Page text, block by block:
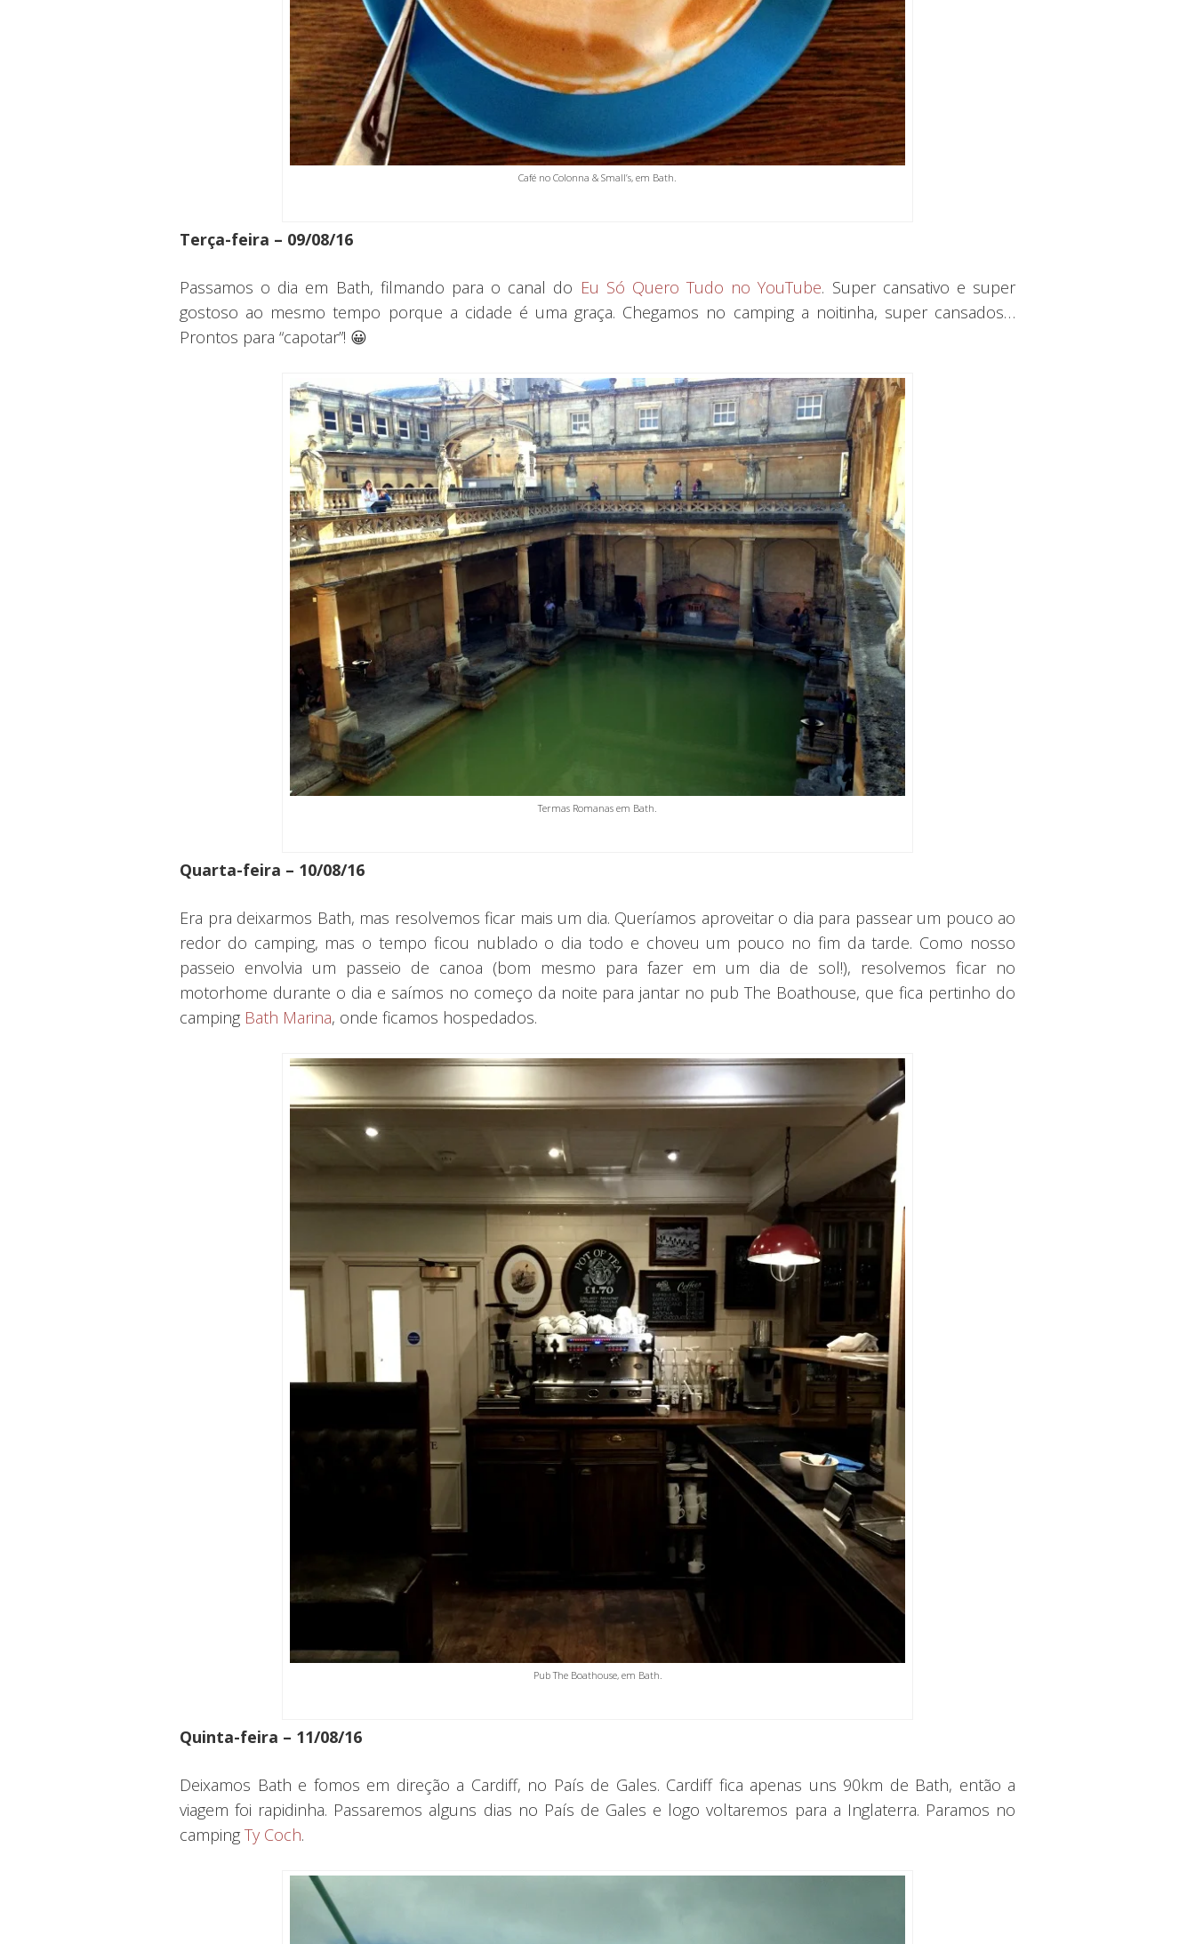
Café no Colonna & Small’s, em Bath.
Terça-feira – 09/08/16
Passamos o dia em Bath, filmando para o canal do Eu Só Quero Tudo no YouTube. Super cansativo e super
gostoso ao mesmo tempo porque a cidade é uma graça. Chegamos no camping a noitinha, super cansados…
Prontos para “capotar”! 😀
Termas Romanas em Bath.
Quarta-feira – 10/08/16
Era pra deixarmos Bath, mas resolvemos ficar mais um dia. Queríamos aproveitar o dia para passear um pouco ao
redor do camping, mas o tempo ficou nublado o dia todo e choveu um pouco no fim da tarde. Como nosso
passeio envolvia um passeio de canoa (bom mesmo para fazer em um dia de sol!), resolvemos ficar no
motorhome durante o dia e saímos no começo da noite para jantar no pub The Boathouse, que fica pertinho do
camping Bath Marina, onde ficamos hospedados.
Pub The Boathouse, em Bath.
Quinta-feira – 11/08/16
Deixamos Bath e fomos em direção a Cardiff, no País de Gales. Cardiff fica apenas uns 90km de Bath, então a
viagem foi rapidinha. Passaremos alguns dias no País de Gales e logo voltaremos para a Inglaterra. Paramos no
camping Ty Coch.